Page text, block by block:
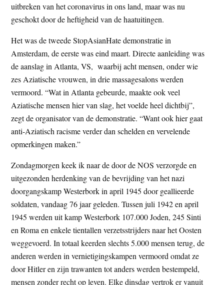
uitbreken van het coronavirus in ons land, maar was nu
geschokt door de heftigheid van de haatuitingen.
Het was de tweede StopAsianHate demonstratie in
Amsterdam, de eerste was eind maart. Directe aanleiding was
de aanslag in Atlanta, VS, waarbij acht mensen, onder wie
zes Aziatische vrouwen, in drie massagesalons werden
vermoord. “Wat in Atlanta gebeurde, maakte ook veel
Aziatische mensen hier van slag, het voelde heel dichtbij”,
zegt de organisator van de demonstratie. “Want ook hier gaat
anti-Aziatisch racisme verder dan schelden en vervelende
opmerkingen maken.”
Zondagmorgen keek ik naar de door de NOS verzorgde en
uitgezonden herdenking van de bevrijding van het nazi
doorgangskamp Westerbork in april 1945 door geallieerde
soldaten, vandaag 76 jaar geleden. Tussen juli 1942 en april
1945 werden uit kamp Westerbork 107.000 Joden, 245 Sinti
en Roma en enkele tientallen verzetsstrijders naar het Oosten
weggevoerd. In totaal keerden slechts 5.000 mensen terug, de
anderen werden in vernietigingskampen vermoord omdat ze
door Hitler en zijn trawanten tot anders werden bestempeld,
mensen zonder recht op leven. Elke dinsdag vertrok er vanuit